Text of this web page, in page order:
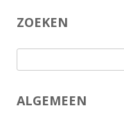
ZOEKEN
naar:
ALGEMEEN